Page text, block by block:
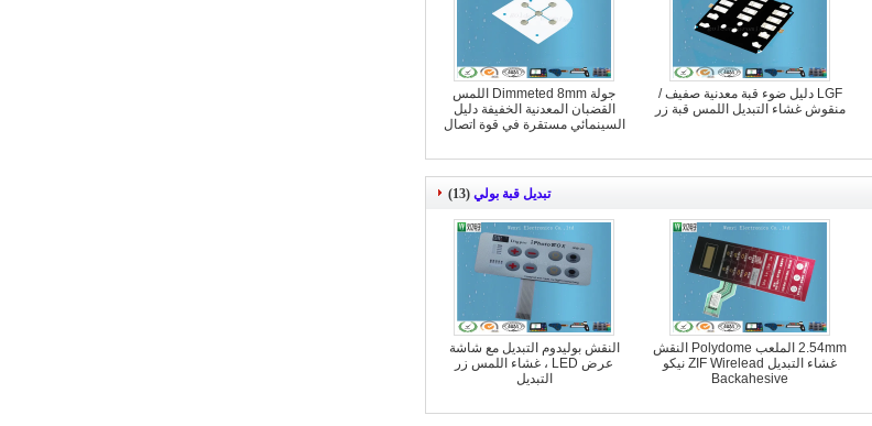
جولة Dimmeted 8mm اللمس
القضبان المعدنية الخفيفة دليل
السينمائي مستقرة في قوة اتصال
LGF دليل ضوء قبة معدنية صفيف /
منقوش غشاء التبديل اللمس قبة زر
تبديل قبة بولي (13)
النقش بوليدوم التبديل مع شاشة
عرض LED ، غشاء اللمس زر
التبديل
2.54mm الملعب Polydome النقش
غشاء التبديل ZIF Wirelead نيكو
Backahesive